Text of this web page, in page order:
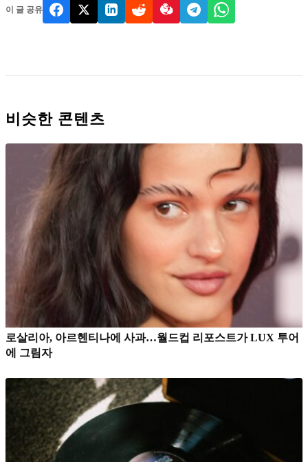
이 글 공유
비슷한 콘텐츠
로살리아, 아르헨티나에 사과…월드컵 리포스트가 LUX 투어
에 그림자